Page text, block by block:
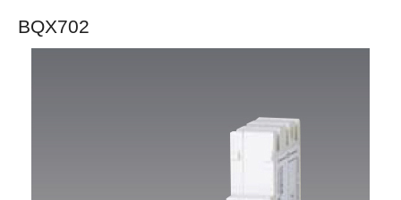
BQX702